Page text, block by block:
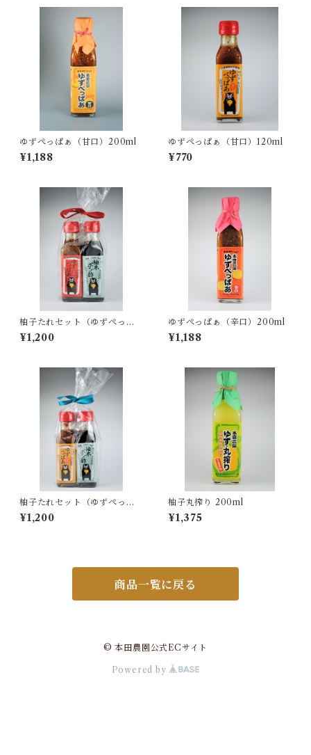
ゆずぺっぱぁ（甘口）200ml
¥1,188
ゆずぺっぱぁ（甘口）120ml
¥770
柚子たれセット（ゆずぺっぱ
ぁ辛口120ml×柚木ポン酢120
ml）
¥1,200
ゆずぺっぱぁ（辛口）200ml
¥1,188
柚子たれセット（ゆずぺっぱ
ぁ甘口120ml×柚木ポン酢120
ml)
¥1,200
柚子丸搾り 200ml
¥1,375
商品一覧に戻る
© 本田農園公式ECサイト
Powered by